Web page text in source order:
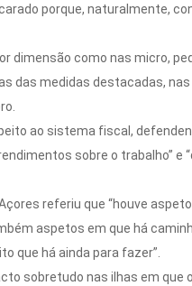
porque, naturalmente,
dimensão como nas micro,
das medidas destacadas,
ao sistema fiscal,
sobre o trabalho” e
referiu que “houve
aspetos em que há
que há ainda para fazer”.
sobretudo nas ilhas em que